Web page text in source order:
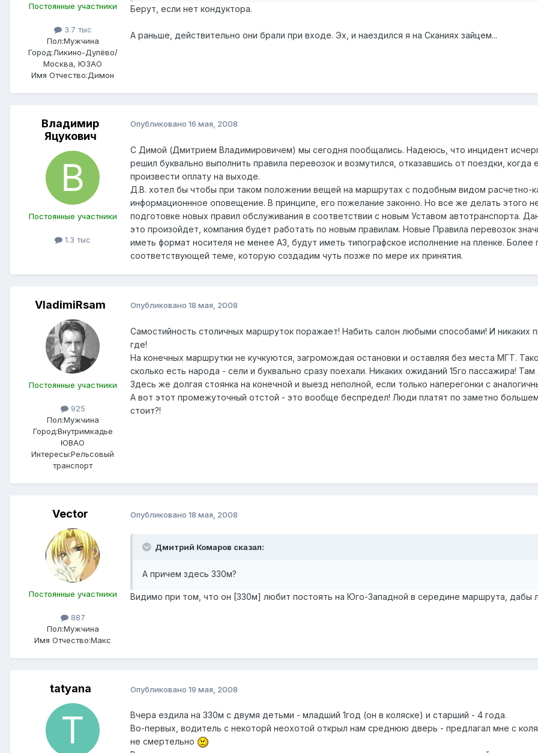
Постоянные участники
3.7 тыс
Пол:Мужчина
Город:Ликино-Дулёво/
Москва, ЮЗАО
Имя Отчество:Димон
Берут, если нет кондуктора.
А раньше, действительно они брали при входе. Эх, и наездился я на Сканиях зайцем...
Владимир
Яцукович
Постоянные участники
1.3 тыс
Опубликовано 16 мая, 2008
С Димой (Дмитрием Владимировичем) мы сегодня пообщались. Надеюсь, что инцидент
решил буквально выполнить правила перевозок и возмутился, отказавшись от поездки,
произвести оплату на выходе.
Д.В. хотел бы чтобы при таком положении вещей на маршрутах с подобным видом расчетно-
информационнное оповещение. В принципе, его пожелание законно. Но все же делать этого
подготовке новых правил обслуживания в соответствии с новым Уставом автотранспорта.
это произойдет, компания будет работать по новым правилам. Новые Правила перевозок
иметь формат носителя не менее А3, будут иметь типографское исполнение на пленке.
соответствующей теме, которую создадим чуть позже по мере их принятия.
VladimiRsam
Постоянные участники
925
Пол:Мужчина
Город:Внутримкадье
ЮВАО
Интересы:Рельсовый
транспорт
Опубликовано 18 мая, 2008
Самостийность столичных маршруток поражает! Набить салон любыми способами! И никаких
где!
На конечных маршрутки не кучкуются, загромождая остановки и оставляя без места МГТ.
сколько есть народа - сели и буквально сразу поехали. Никаких ожиданий 15го пассажира!
Здесь же долгая стоянка на конечной и выезд неполной, если только наперегонки с
А вот этот промежуточный отстой - это вообще беспредел! Люди платят по заметно
стоит?!
Vector
Постоянные участники
887
Пол:Мужчина
Имя Отчество:Макс
Опубликовано 18 мая, 2008
Дмитрий Комаров сказал:
А причем здесь 330м?
Видимо при том, что он [330м] любит постоять на Юго-Западной в середине маршрута, дабы
tatyana Опубликовано 19 мая, 2008
Вчера ездила на 330м с двумя детьми - младший 1год (он в коляске) и старший - 4 года.
Во-первых, водитель с некоторй неохотой открыл нам среднюю дверь - предлагал мне с
не смертельно